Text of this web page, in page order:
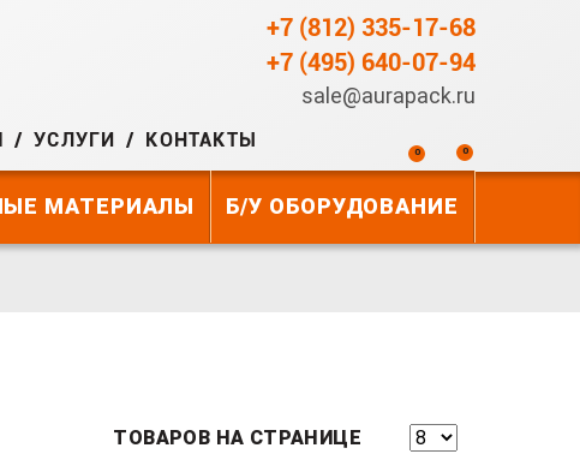
+7 (812) 335-17-68
+7 (495) 640-07-94
sale@aurapack.ru
УСЛУГИ КОНТАКТЫ
0 0
МАТЕРИАЛЫ Б/У ОБОРУДОВАНИЕ
ТОВАРОВ НА СТРАНИЦЕ